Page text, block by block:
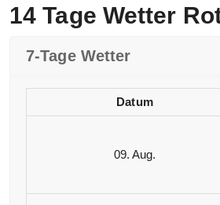
14 Tage Wetter
7-Tage Wetter
Datum
09. Aug.